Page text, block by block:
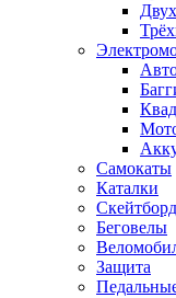
Самокаты
Каталки
Беговелы
Защита